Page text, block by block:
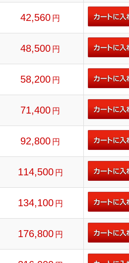
42,560 円
48,500 円
58,200 円
71,400 円
92,800 円
114,500 円
134,100 円
176,800 円